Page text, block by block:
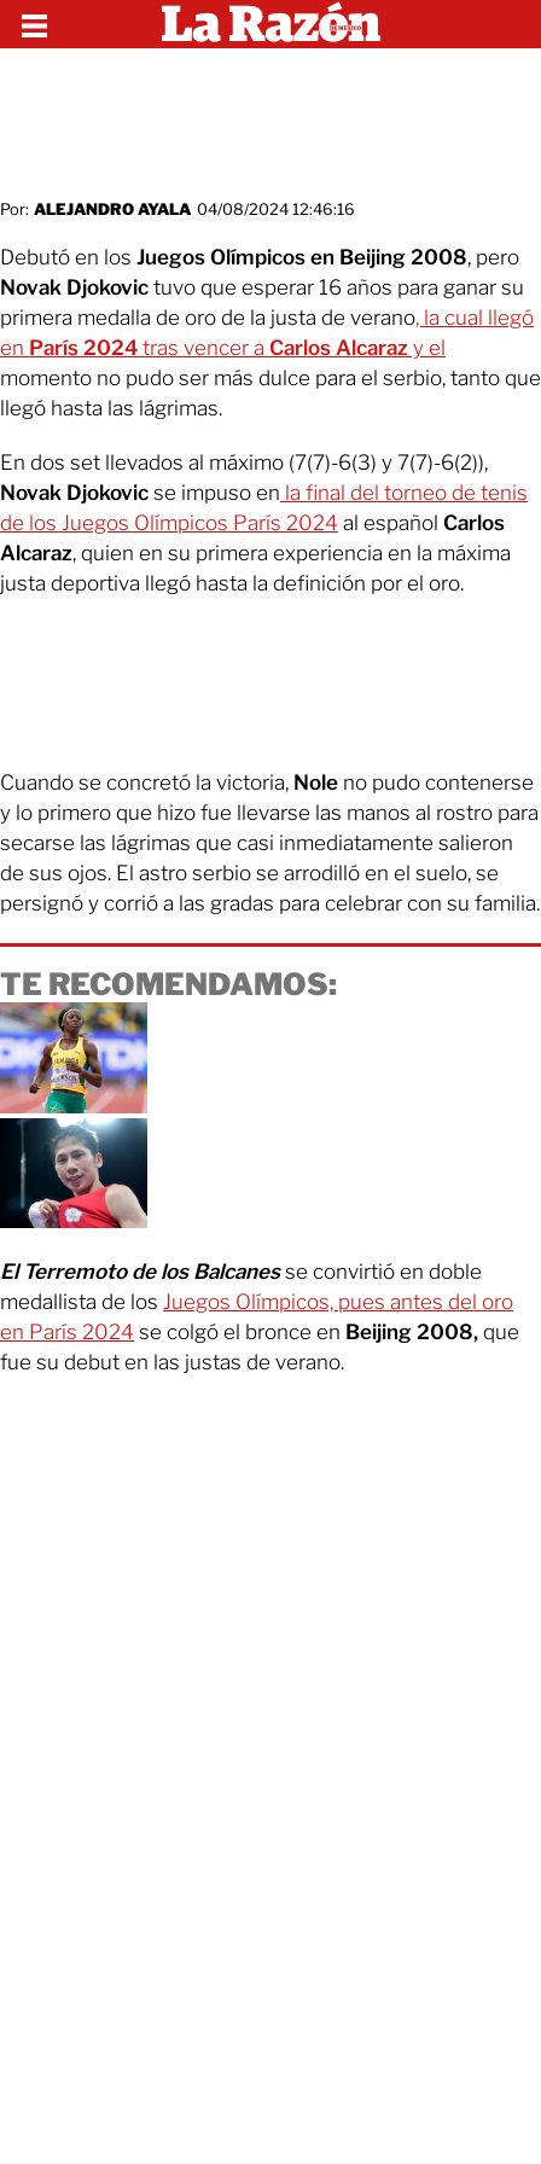
Por: ALEJANDRO AYALA 04/08/2024 12:46:16
Debutó en los Juegos Olímpicos en Beijing 2008, pero
Novak Djokovic tuvo que esperar 16 años para ganar su
primera medalla de oro de la justa de verano, la cual llegó
en París 2024 tras vencer a Carlos Alcaraz y el
momento no pudo ser más dulce para el serbio, tanto que
llegó hasta las lágrimas.
En dos set llevados al máximo (7(7)-6(3) y 7(7)-6(2)),
Novak Djokovic se impuso en la final del torneo de tenis
de los Juegos Olímpicos París 2024 al español Carlos
Alcaraz, quien en su primera experiencia en la máxima
justa deportiva llegó hasta la definición por el oro.
Cuando se concretó la victoria, Nole no pudo contenerse
y lo primero que hizo fue llevarse las manos al rostro para
secarse las lágrimas que casi inmediatamente salieron
de sus ojos. El astro serbio se arrodilló en el suelo, se
persignó y corrió a las gradas para celebrar con su familia.
TE RECOMENDAMOS:
El Terremoto de los Balcanesse convirtió en doble
medallista de los Juegos Olímpicos, pues antes del oro
en París 2024 se colgó el bronce en Beijing 2008, que
fue su debut en las justas de verano.